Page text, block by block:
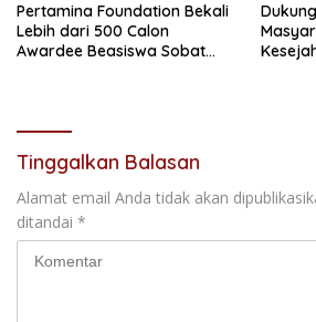
Pertamina Foundation Bekali
Lebih dari 500 Calon
Awardee Beasiswa Sobat
Tinggalkan Balasan
Alamat email Anda tidak akan
ditandai *